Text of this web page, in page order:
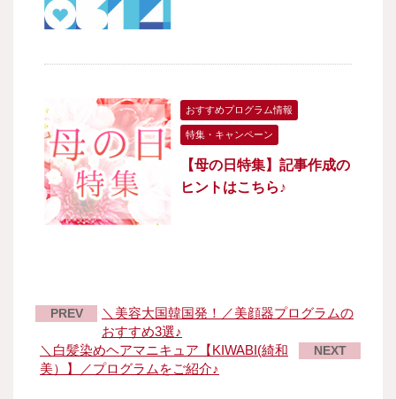
おすすめプログラム情報
特集・キャンペーン
【母の日特集】記事作成の
ヒントはこちら♪
PREV
＼美容大国韓国発！／美顔器プログラムの
おすすめ3選♪
＼白髪染めヘアマニキュア【KIWABI(綺和
美）】／プログラムをご紹介♪
NEXT